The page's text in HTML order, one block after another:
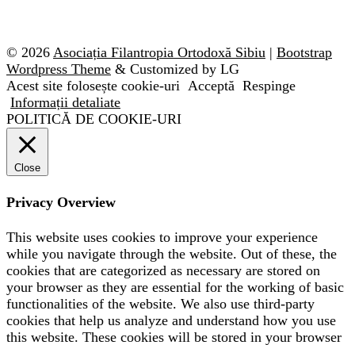
© 2026 Asociația Filantropia Ortodoxă Sibiu | Bootstrap
Wordpress Theme & Customized by LG
Acest site folosește cookie-uri Acceptă Respinge
Informații detaliate
POLITICĂ DE COOKIE-URI
Close
Privacy Overview
This website uses cookies to improve your experience
while you navigate through the website. Out of these, the
cookies that are categorized as necessary are stored on
your browser as they are essential for the working of basic
functionalities of the website. We also use third-party
cookies that help us analyze and understand how you use
this website. These cookies will be stored in your browser